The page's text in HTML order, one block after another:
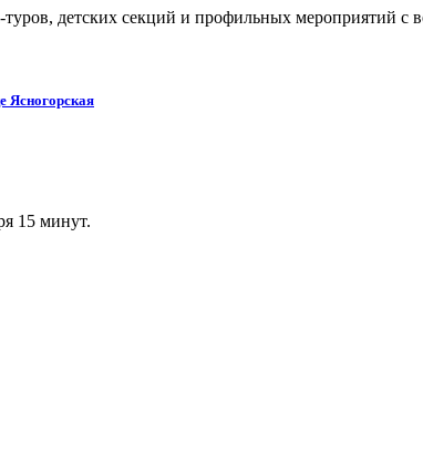
туров, детских секций и профильных мероприятий
Ясногорская
15 минут.